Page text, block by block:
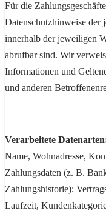
Für die
Datenschutzhinweise der
innerhalb der jeweiligen
abrufbar sind. Wir
Informationen und
und anderen
Verarbeitete
Name, Wohnadresse,
Zahlungsdaten (z. B.
Zahlungshistorie);
Laufzeit,